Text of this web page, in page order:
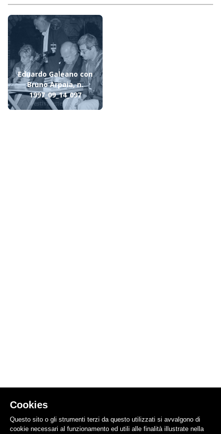
Eduardo Galeano con
Bruno Arpaia, n.
1997_09_14_097
Cookies
Questo sito o gli strumenti terzi da questo utilizzati si avvalgono di
cookie necessari al funzionamento ed utili alle finalità illustrate nella